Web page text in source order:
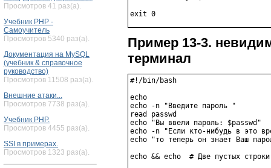
Просмотров 41 раз(а).
Учебник PHP -
Самоучитель
Просмотров 5340 раз(а).
Документация на MySQL
(учебник & справочное
руководство)
Просмотров 11508 раз(а).
Внешние атаки...
Просмотров 7738 раз(а).
Учебник PHP.
Просмотров 4455 раз(а).
SSI в примерах.
Просмотров 1323 раз(а).
Пример 13-3.
терминал
#!/bin/bash
echo
echo -n "Введите пароль "
read passwd
echo "Вы ввели пароль: $passwd"
echo -n "Если кто-нибудь в это
echo "то теперь он знает Ваш
echo && echo  # Две пустых